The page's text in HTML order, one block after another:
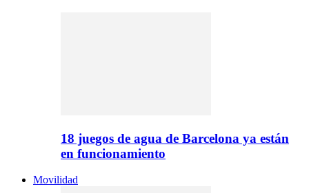
18 juegos de agua de Barcelona ya están
en funcionamiento
Movilidad